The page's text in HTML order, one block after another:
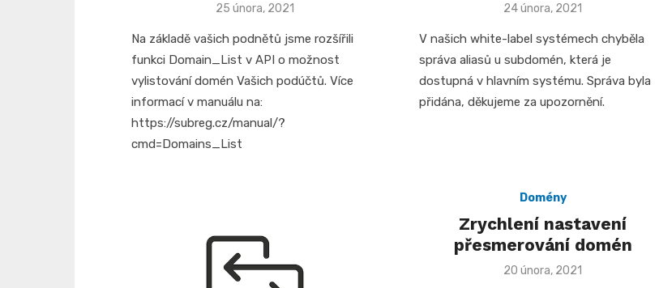
Posted
25 února, 2021
Na základě vašich podnětů jsme rozšířili
funkci Domain_List v API o možnost
vylistování domén Vašich podúčtů. Více
informací v manuálu na:
https://subreg.cz/manual/?
cmd=Domains_List
Posted
24 února, 2021
V našich white-label systémech chyběla
správa aliasů u subdomén, která je
dostupná v hlavním systému. Správa byla
přidána, děkujeme za upozornění.
Domény
Zrychlení nastavení
přesmerování domén
Posted
20 února, 2021